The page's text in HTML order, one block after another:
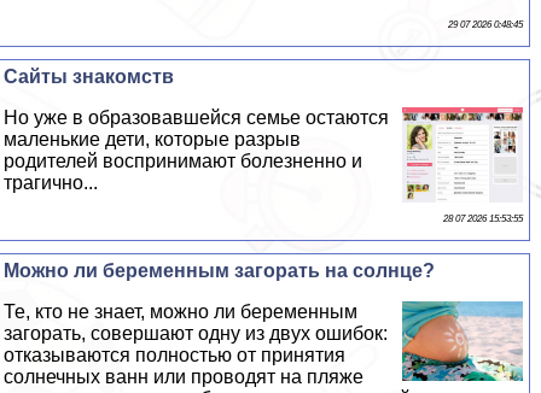
29 07 2026 0:48:45
Сайты знакомств
Но уже в образовавшейся семье остаются
маленькие дети, которые разрыв
родителей воспринимают болезненно и
трагично...
28 07 2026 15:53:55
Можно ли беременным загорать на солнце?
Те, кто не знает, можно ли беременным
загорать, совершают одну из двух ошибок:
отказываются полностью от принятия
солнечных ванн или проводят на пляже